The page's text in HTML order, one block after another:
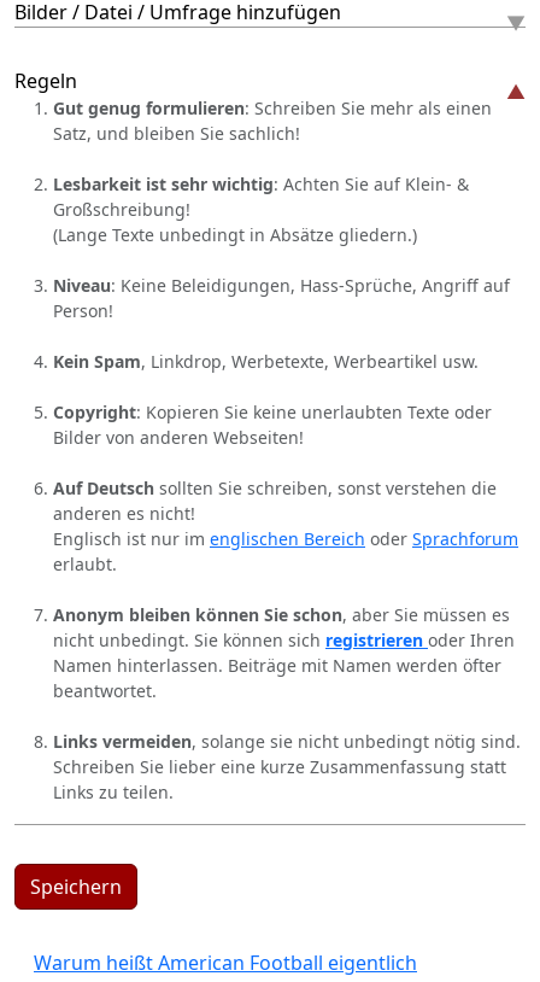
Bilder / Datei / Umfrage hinzufügen
Regeln
Gut genug formulieren: Schreiben Sie mehr als einen
Satz, und bleiben Sie sachlich!
Lesbarkeit ist sehr wichtig: Achten Sie auf Klein- &
Großschreibung!
(Lange Texte unbedingt in Absätze gliedern.)
Niveau: Keine Beleidigungen, Hass-Sprüche, Angriff auf
Person!
Kein Spam, Linkdrop, Werbetexte, Werbeartikel usw.
Copyright: Kopieren Sie keine unerlaubten Texte oder
Bilder von anderen Webseiten!
Auf Deutsch sollten Sie schreiben, sonst verstehen die
anderen es nicht!
Englisch ist nur im englischen Bereich oder Sprachforum
erlaubt.
Anonym bleiben können Sie schon, aber Sie müssen es
nicht unbedingt. Sie können sich registrieren oder Ihren
Namen hinterlassen. Beiträge mit Namen werden öfter
beantwortet.
Links vermeiden, solange sie nicht unbedingt nötig sind.
Schreiben Sie lieber eine kurze Zusammenfassung statt
Links zu teilen.
Speichern
Warum heißt American Football eigentlich